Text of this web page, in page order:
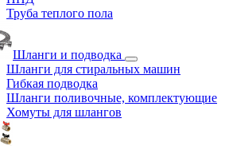
Труба теплого пола
Шланги и подводка
Шланги для стиральных машин
Гибкая подводка
Шланги поливочные, комплектующие
Хомуты для шлангов